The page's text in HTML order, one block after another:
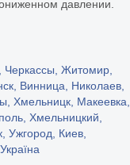
давлении.
Черкассы, Житомир,
Винница, Николаев,
Хмельницк, Макеевка,
Хмельницкий,
Ужгород, Киев,